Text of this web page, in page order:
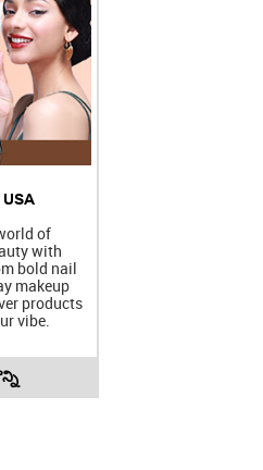
of
with
bold nail
makeup
products
vibe.